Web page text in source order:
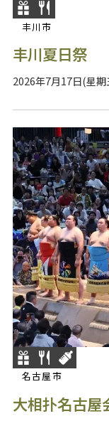
丰川市
丰川夏日祭
2026年7月17日(星
名古屋市
大相扑名古屋